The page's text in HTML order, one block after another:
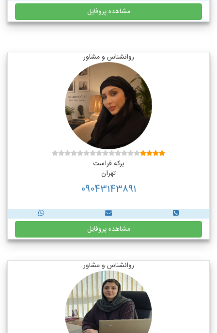
مشاهده پروفایل
روانشناس و مشاور
برکه فراست
تهران
09043143891
مشاهده پروفایل
روانشناس و مشاور